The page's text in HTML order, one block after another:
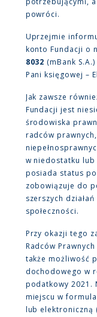
powróci.
Uprzejmie
konto Fundacji o
8032 (mBank
Pani księgowej –
Jak zawsze
Fundacji jest
środowiska
radców
w niedostatku lub
posiada status
zobowiązuje do
szerszych
społeczności.
Przy okazji tego
Radców
także możliwość
dochodowego w
podatkowy 2021.
miejscu w
lub elektroniczną